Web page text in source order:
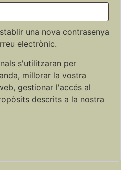
una nova contrasenya
electrònic.
s'utilitzaran per
millorar la vostra
gestionar l'accés al
descrits a la nostra